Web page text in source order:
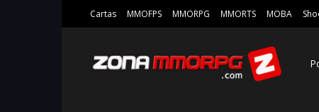
Cartas MMOFPS MMORPG MMORTS MOBA